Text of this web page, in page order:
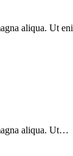
aliqua. Ut
aliqua. Ut…